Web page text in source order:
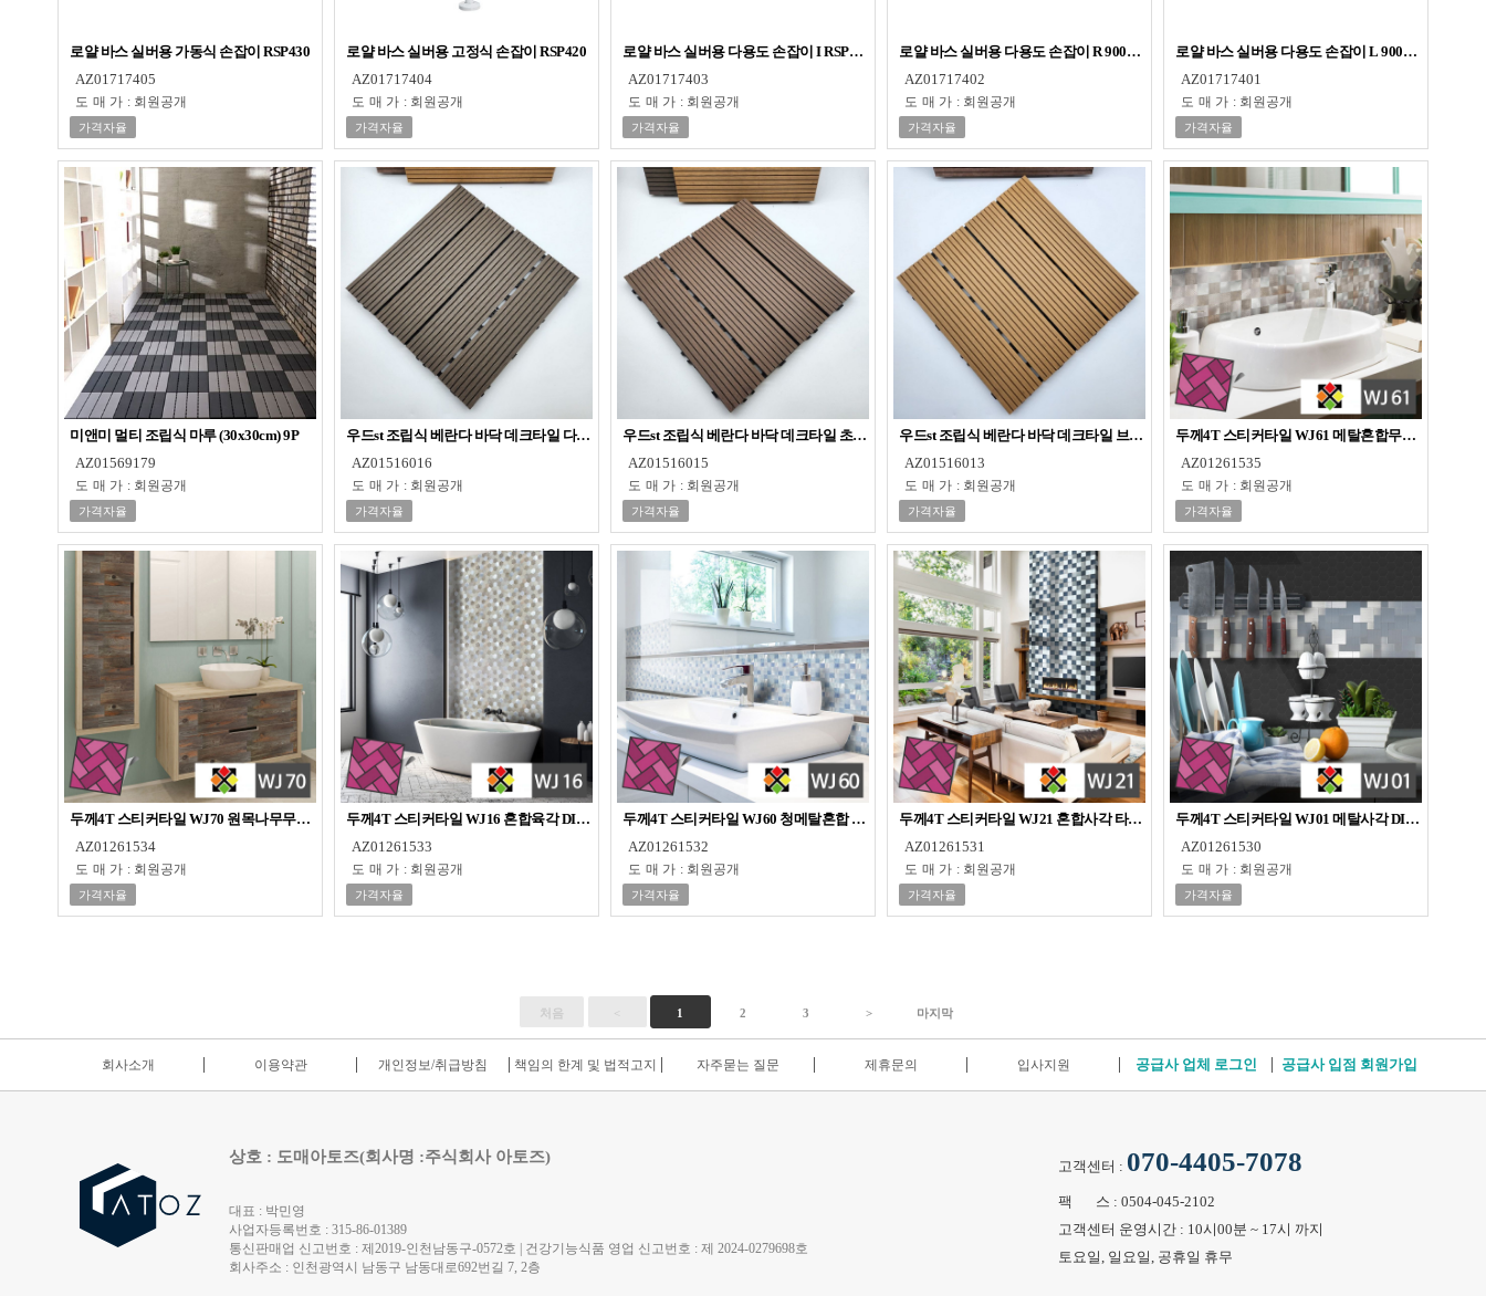
로얄 바스 실버용 가동식 손잡이 RSP430
AZ01717405
도매가 : 회원공개
가격자율
로얄 바스 실버용 고정식 손잡이 RSP420
AZ01717404
도매가 : 회원공개
가격자율
로얄 바스 실버용 다용도 손잡이 I RSP410
AZ01717403
도매가 : 회원공개
가격자율
로얄 바스 실버용 다용도 손잡이 R 900MM RSP401
AZ01717402
도매가 : 회원공개
가격자율
로얄 바스 실버용 다용도 손잡이 L 900MM RSP400
AZ01717401
도매가 : 회원공개
가격자율
미앤미 멀티 조립식 마루 (30x30cm) 9P
AZ01569179
도매가 : 회원공개
가격자율
우드st 조립식 베란다 바닥 데크타일 다크브라운
AZ01516016
도매가 : 회원공개
가격자율
우드st 조립식 베란다 바닥 데크타일 초코브라운
AZ01516015
도매가 : 회원공개
가격자율
우드st 조립식 베란다 바닥 데크타일 브라운
AZ01516013
도매가 : 회원공개
가격자율
두께4T 스티커타일 WJ61 메탈혼합무늬 테코타일
AZ01261535
도매가 : 회원공개
가격자율
두께4T 스티커타일 WJ70 원목나무무늬 테코타일
AZ01261534
도매가 : 회원공개
가격자율
두께4T 스티커타일 WJ16 혼합육각 DIY 점착타일
AZ01261533
도매가 : 회원공개
가격자율
두께4T 스티커타일 WJ60 청메탈혼합 포인트타일
AZ01261532
도매가 : 회원공개
가격자율
두께4T 스티커타일 WJ21 혼합사각 타일스티커
AZ01261531
도매가 : 회원공개
가격자율
두께4T 스티커타일 WJ01 메탈사각 DIY 점착타일
AZ01261530
도매가 : 회원공개
가격자율
처음 < 1 2 3 > 마지막
회사소개 이용약관 개인정보/취급방침 책임의 한계 및 법적고지 자주묻는 질문 제휴문의 입사지원 공급사 업체 로그인 공급사 입점 회원가입
상호 : 도매아토즈(회사명 :주식회사 아토즈)
대표 : 박민영
사업자등록번호 : 315-86-01389
통신판매업 신고번호 : 제2019-인천남동구-0572호 | 건강기능식품 영업 신고번호 : 제 2024-0279698호
회사주소 : 인천광역시 남동구 남동대로692번길 7, 2층
고객센터 : 070-4405-7078
팩 스 : 0504-045-2102
고객센터 운영시간 : 10시00분 ~ 17시 까지
토요일, 일요일, 공휴일 휴무